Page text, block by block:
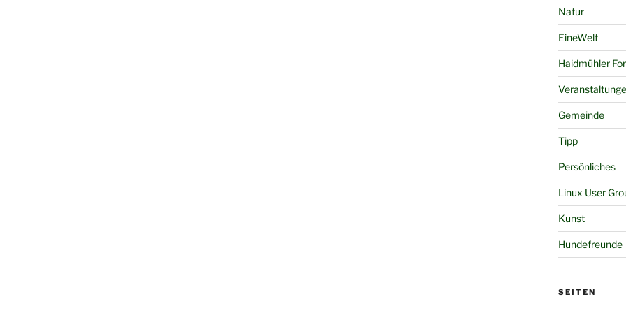
Natur
EineWelt
Haidmühler
Gemeinde
Tipp
Persönliches
Linux User
Kunst
Hundefreunde
SEITEN